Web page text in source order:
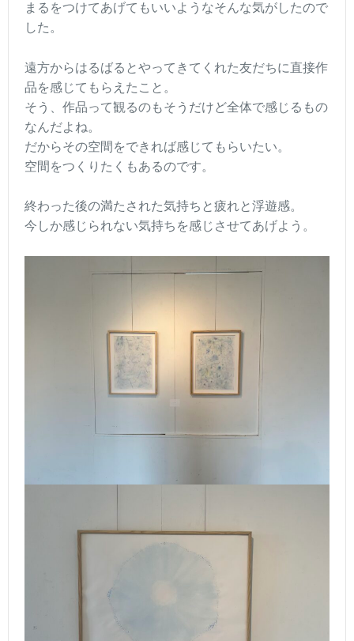
まるをつけてあげてもいいようなそんな気がしたので
した。
遠方からはるばるとやってきてくれた友だちに直接作
品を感じてもらえたこと。
そう、作品って観るのもそうだけど全体で感じるもの
なんだよね。
だからその空間をできれば感じてもらいたい。
空間をつくりたくもあるのです。
終わった後の満たされた気持ちと疲れと浮遊感。
今しか感じられない気持ちを感じさせてあげよう。